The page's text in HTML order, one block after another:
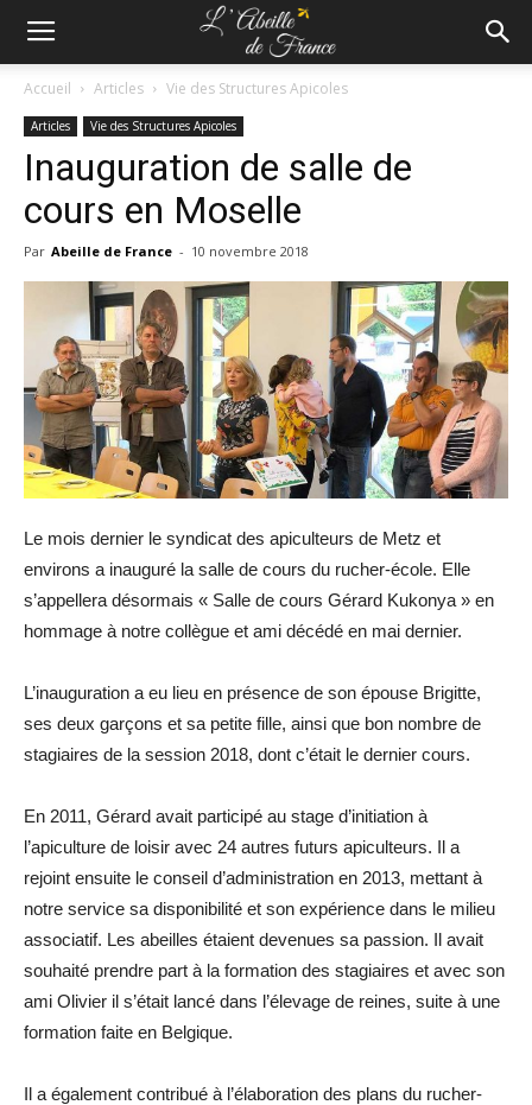
Accueil Articles Vie des Structures Apicoles
Articles Vie des Structures Apicoles
Inauguration de salle de
cours en Moselle
Par Abeille de France - 10 novembre 2018
Le mois dernier le syndicat des apiculteurs de Metz et
environs a inauguré la salle de cours du rucher-école. Elle
s’appellera désormais « Salle de cours Gérard Kukonya » en
hommage à notre collègue et ami décédé en mai dernier.
L’inauguration a eu lieu en présence de son épouse Brigitte,
ses deux garçons et sa petite fille, ainsi que bon nombre de
stagiaires de la session 2018, dont c’était le dernier cours.
En 2011, Gérard avait participé au stage d’initiation à
l’apiculture de loisir avec 24 autres futurs apiculteurs. Il a
rejoint ensuite le conseil d’administration en 2013, mettant à
notre service sa disponibilité et son expérience dans le milieu
associatif. Les abeilles étaient devenues sa passion. Il avait
souhaité prendre part à la formation des stagiaires et avec son
ami Olivier il s’était lancé dans l’élevage de reines, suite à une
formation faite en Belgique.
Il a également contribué à l’élaboration des plans du rucher-